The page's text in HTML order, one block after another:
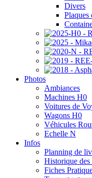
Divers
Plaques
Photos
Ambiances
Machines H0
Voitures de
Wagons H0
Véhicules
Echelle N
Infos
Planning de
Historique des
Fiches